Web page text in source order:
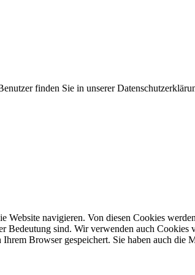
finden Sie in unserer
navigieren. Von diesen Cookies
Bedeutung sind. Wir verwenden auch
Browser gespeichert. Sie haben auch